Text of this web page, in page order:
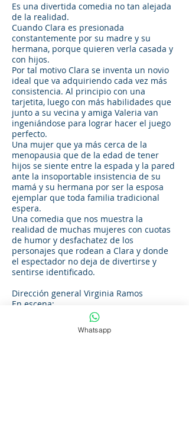
Es una divertida comedia no tan alejada
de la realidad.
Cuando Clara es presionada
constantemente por su madre y su
hermana, porque quieren verla casada y
con hijos.
Por tal motivo Clara se inventa un novio
ideal que va adquiriendo cada vez más
consistencia. Al principio con una
tarjetita, luego con más habilidades que
junto a su vecina y amiga Valeria van
ingeniándose para lograr hacer el juego
perfecto.
Una mujer que ya más cerca de la
menopausia que de la edad de tener
hijos se siente entre la espada y la pared
ante la insoportable insistencia de su
mamá y su hermana por ser la esposa
ejemplar que toda familia tradicional
espera.
Una comedia que nos muestra la
realidad de muchas mujeres con cuotas
de humor y desfachatez de los
personajes que rodean a Clara y donde
el espectador no deja de divertirse y
sentirse identificado.
Dirección general Virginia Ramos
En escena:
Magdalena BailloWhatsapp